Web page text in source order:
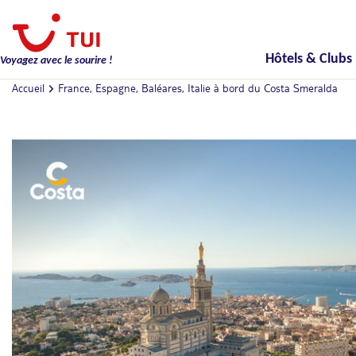
Voyagez avec le sourire ! Hôtels & Clubs
Accueil France, Espagne, Baléares, Italie à bord du Costa Smeralda